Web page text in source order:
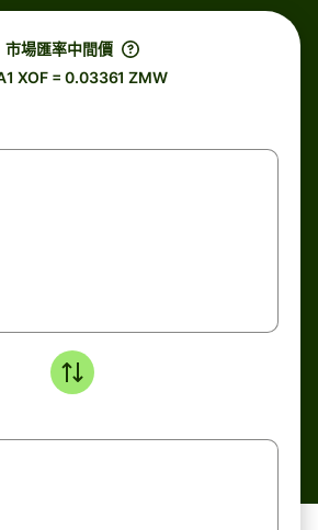
市場匯率中間價
XOF = 0.03361 ZMW